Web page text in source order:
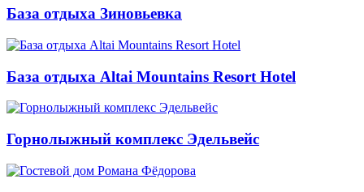
База отдыха Зиновьевка
База отдыха Altai Mountains Resort Hotel
Горнолыжный комплекс Эдельвейс